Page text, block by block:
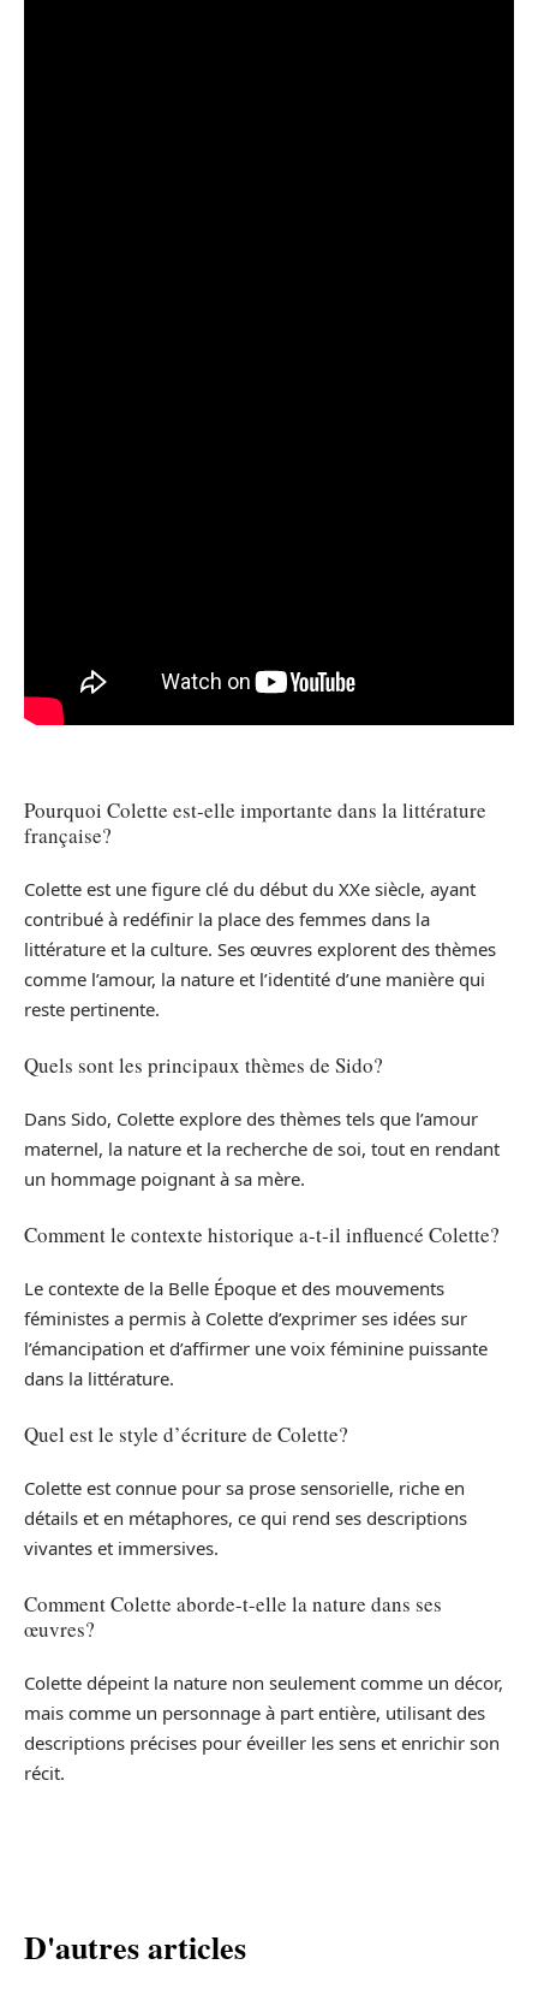
Pourquoi Colette est-elle importante dans la littérature
française?
Colette est une figure clé du début du XXe siècle, ayant
contribué à redéfinir la place des femmes dans la
littérature et la culture. Ses œuvres explorent des thèmes
comme l’amour, la nature et l’identité d’une manière qui
reste pertinente.
Quels sont les principaux thèmes de Sido?
Dans Sido, Colette explore des thèmes tels que l’amour
maternel, la nature et la recherche de soi, tout en rendant
un hommage poignant à sa mère.
Comment le contexte historique a-t-il influencé Colette?
Le contexte de la Belle Époque et des mouvements
féministes a permis à Colette d’exprimer ses idées sur
l’émancipation et d’affirmer une voix féminine puissante
dans la littérature.
Quel est le style d’écriture de Colette?
Colette est connue pour sa prose sensorielle, riche en
détails et en métaphores, ce qui rend ses descriptions
vivantes et immersives.
Comment Colette aborde-t-elle la nature dans ses
œuvres?
Colette dépeint la nature non seulement comme un décor,
mais comme un personnage à part entière, utilisant des
descriptions précises pour éveiller les sens et enrichir son
récit.
D'autres articles